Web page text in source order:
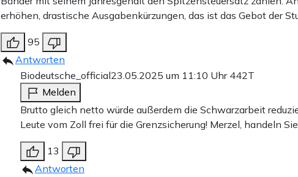
erhöhen, drastische Ausgabenkürzungen, das ist das Gebot der
95
Antworten
Biodeutsche_official23.05.2025 um 11:10 Uhr 442T
Melden
Brutto gleich netto würde außerdem die Schwarzarbeit
Leute vom Zoll frei für die Grenzsicherung! Merzel, handeln
13
Antworten